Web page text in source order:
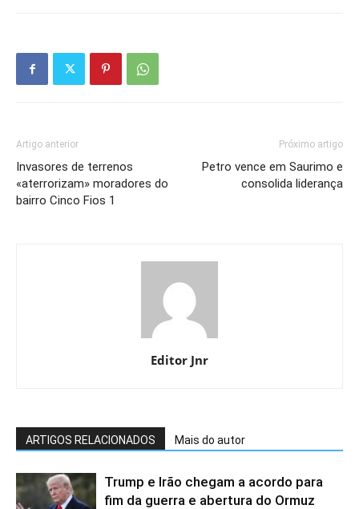
Artigo anterior
Invasores de terrenos
«aterrorizam» moradores do
bairro Cinco Fios 1
Próximo artigo
Petro vence em Saurimo e
consolida liderança
Editor Jnr
ARTIGOS RELACIONADOS Mais do autor
Trump e Irão chegam a acordo para
fim da guerra e abertura do Ormuz